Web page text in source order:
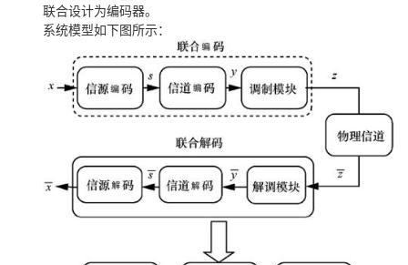
播
活
的
Programs
联合设计为编码器。
系统模型如下图所示：